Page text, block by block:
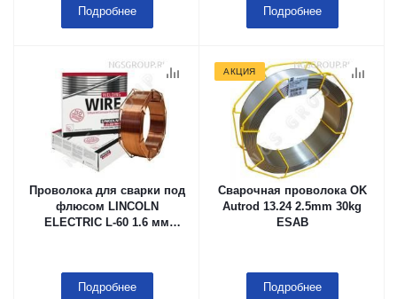
Подробнее Подробнее
Проволока для сварки под
флюсом LINCOLN
ELECTRIC L-60 1.6 мм
летучим ингибитором
коррозии (VCI)
Подробнее
АКЦИЯ
Сварочная проволока OK
Autrod 13.24 2.5mm 30kg
ESAB
Подробнее